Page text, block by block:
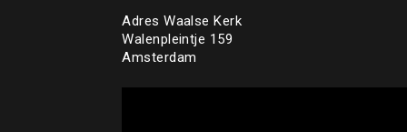
Adres Waalse Kerk
Walenpleintje 159
Amsterdam